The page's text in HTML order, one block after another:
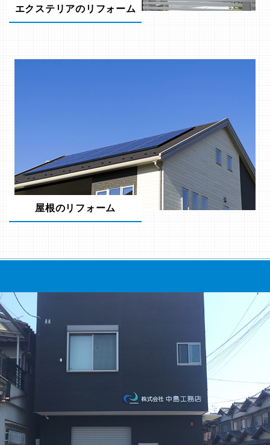
エクステリアのリフォーム
屋根のリフォーム